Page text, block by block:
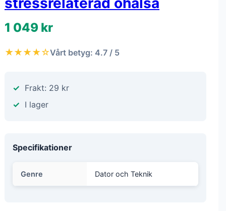
1 049 kr
★★★★☆Vårt betyg: 4.7 / 5
Frakt: 29 kr
I lager
Specifikationer
Genre Dator och Teknik